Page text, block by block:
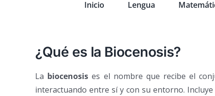
Inicio Lengua
¿Qué es la Biocenosis?
La biocenosis es el nombre que recibe el
interactuando entre sí y con su entorno.